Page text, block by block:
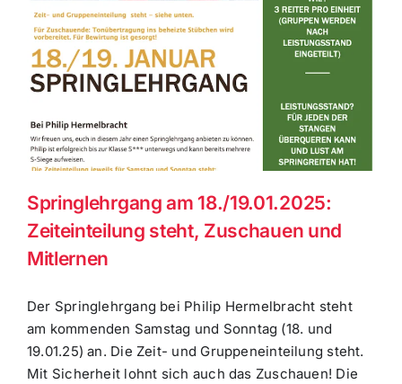
Springlehrgang am 18./19.01.2025:
Zeiteinteilung steht, Zuschauen und
Mitlernen
Der Springlehrgang bei Philip Hermelbracht steht
am kommenden Samstag und Sonntag (18. und
19.01.25) an. Die Zeit- und Gruppeneinteilung steht.
Mit Sicherheit lohnt sich auch das Zuschauen! Die